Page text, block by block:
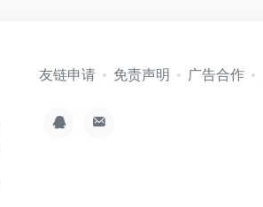
友链申请 免责声明 广告合作